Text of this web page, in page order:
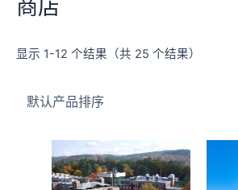
商店
显示 1-12 个结果（共 25 个结果）